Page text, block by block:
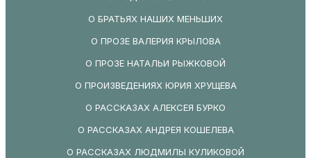
О БРАТЬЯХ НАШИХ МЕНЬШИХ
О ПРОЗЕ ВАЛЕРИЯ КРЫЛОВА
О ПРОЗЕ НАТАЛЬИ РЫЖКОВОЙ
О ПРОИЗВЕДЕНИЯХ ЮРИЯ ХРУЩЕВА
О РАССКАЗАХ АЛЕКСЕЯ БУРКО
О РАССКАЗАХ АНДРЕЯ КОШЕЛЕВА
О РАССКАЗАХ ЛЮДМИЛЫ КУЛИКОВОЙ